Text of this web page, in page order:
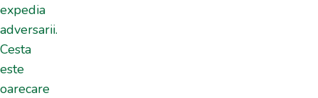
expedia
adversarii.
Cesta
este
oarecare